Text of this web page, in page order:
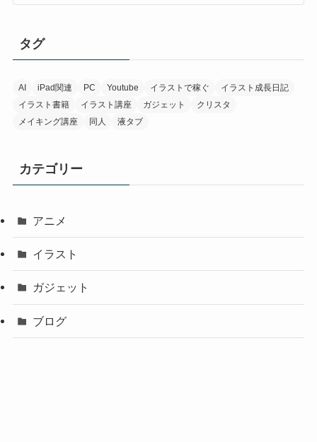
タグ
AI iPad関連 PC Youtube イラストで稼ぐ
イラスト成長日記
イラスト書籍
イラスト講座 ガジェット
クリスタ
メイキング講座
同人 液タブ
カテゴリー
アニメ
イラスト
ガジェット
ブログ